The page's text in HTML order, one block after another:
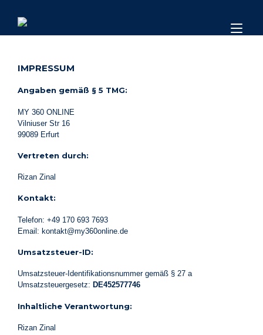
IMPRESSUM
Angaben gemäß § 5 TMG:
MY 360 ONLINE
Vilniuser Str 16
99089 Erfurt
Vertreten durch:
Rizan Zinal
Kontakt:
Telefon: +49 170 693 7693
Email: kontakt@my360online.de
Umsatzsteuer-ID:
Umsatzsteuer-Identifikationsnummer gemäß § 27 a
Umsatzsteuergesetz: DE452577746
Inhaltliche Verantwortung:
Rizan Zinal